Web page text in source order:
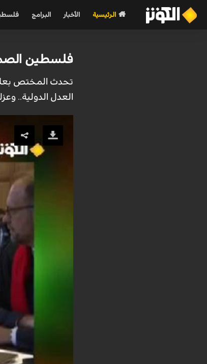
الرئيسية الأخبار البرامج
فلسطين
تحدث المختص
العدل الدولية..